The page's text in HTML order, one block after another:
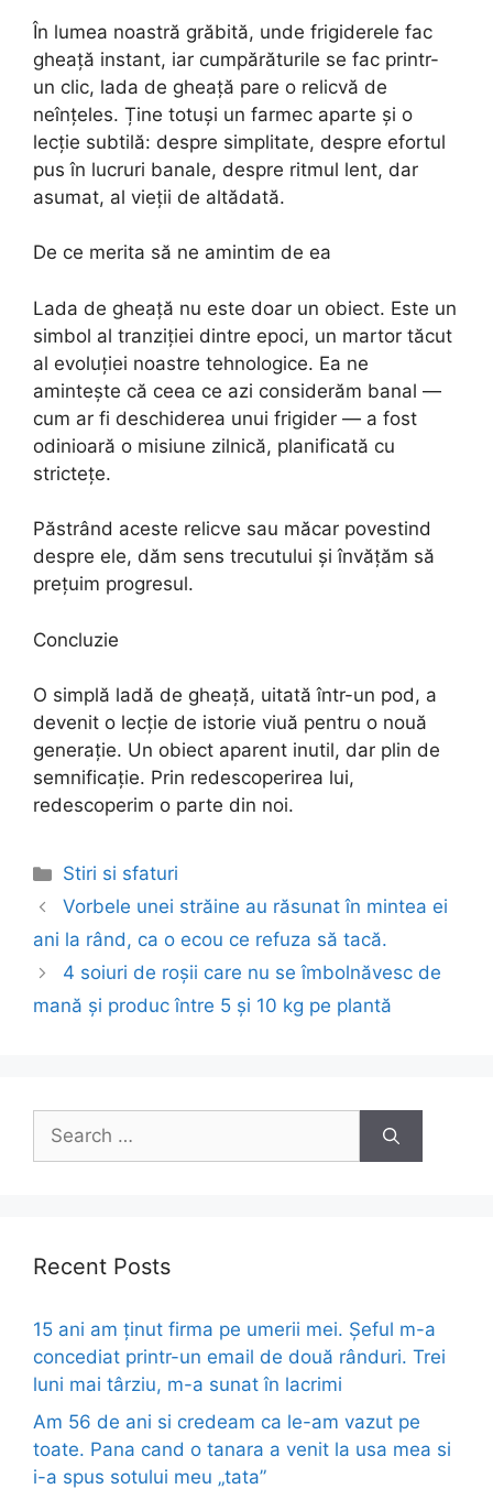
În lumea noastră grăbită, unde frigiderele fac
gheață instant, iar cumpărăturile se fac printr-
un clic, lada de gheață pare o relicvă de
neînțeles. Ține totuși un farmec aparte și o
lecție subtilă: despre simplitate, despre efortul
pus în lucruri banale, despre ritmul lent, dar
asumat, al vieții de altădată.
De ce merita să ne amintim de ea
Lada de gheață nu este doar un obiect. Este un
simbol al tranziției dintre epoci, un martor tăcut
al evoluției noastre tehnologice. Ea ne
amintește că ceea ce azi considerăm banal —
cum ar fi deschiderea unui frigider — a fost
odinioară o misiune zilnică, planificată cu
strictețe.
Păstrând aceste relicve sau măcar povestind
despre ele, dăm sens trecutului și învățăm să
prețuim progresul.
Concluzie
O simplă ladă de gheață, uitată într-un pod, a
devenit o lecție de istorie viuă pentru o nouă
generație. Un obiect aparent inutil, dar plin de
semnificație. Prin redescoperirea lui,
redescoperim o parte din noi.
Categories
Stiri si sfaturi
Post
navigation
Vorbele unei străine au răsunat în mintea ei
ani la rând, ca o ecou ce refuza să tacă.
4 soiuri de roșii care nu se îmbolnăvesc de
mană și produc între 5 și 10 kg pe plantă
Search
for:
Recent Posts
15 ani am ținut firma pe umerii mei. Șeful m-a
concediat printr-un email de două rânduri. Trei
luni mai târziu, m-a sunat în lacrimi
Am 56 de ani si credeam ca le-am vazut pe
toate. Pana cand o tanara a venit la usa mea si
i-a spus sotului meu „tata”